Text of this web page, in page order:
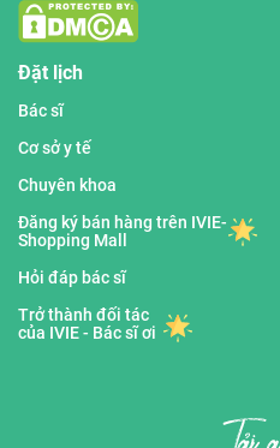
Đặt lịch
Bác sĩ
Cơ sở y tế
Chuyên khoa
Đăng ký bán hàng trên IVIE-
Shopping Mall
Hỏi đáp bác sĩ
Trở thành đối tác
của IVIE - Bác sĩ ơi